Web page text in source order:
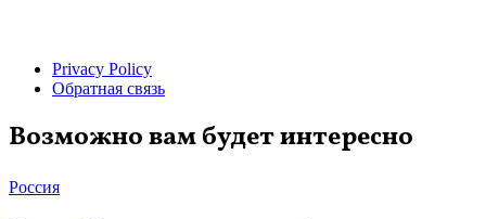
Privacy Policy
Обратная связь
Возможно вам будет интересно
Россия